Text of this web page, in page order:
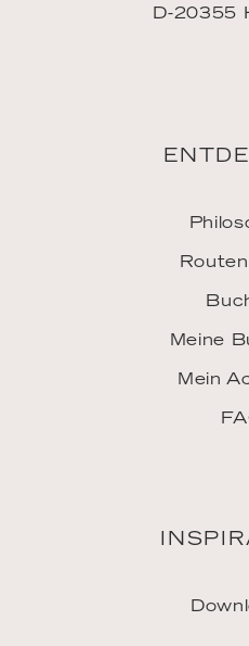
D-20355
Meine
Mein